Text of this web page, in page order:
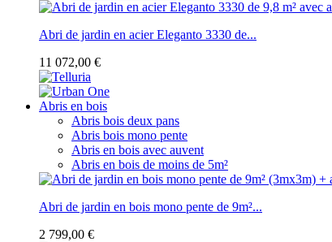
Abri de jardin en acier Eleganto 3330 de...
11 072,00 €
Abris en bois
Abris bois deux pans
Abris bois mono pente
Abris en bois avec auvent
Abris en bois de moins de 5m²
Abri de jardin en bois mono pente de 9m²...
2 799,00 €